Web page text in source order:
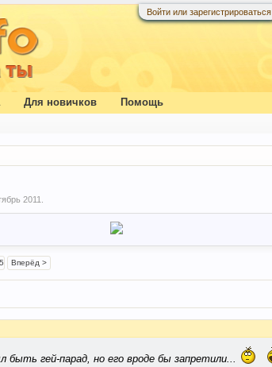
Войти или зарегистрироваться
2011
Вперёд >
быть гей-парад, но его вроде бы запретили...
Для новичков Помощь